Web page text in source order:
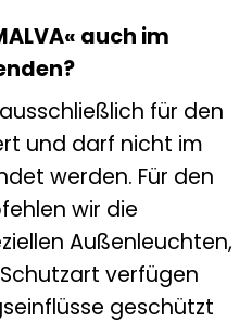
auch im
ausschließlich für den
und darf nicht im
werden. Für den
wir die
Außenleuchten,
verfügen
geschützt